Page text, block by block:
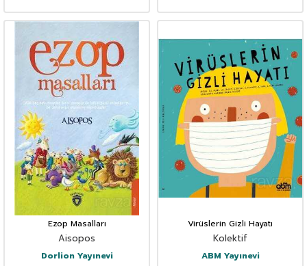
Ezop Masalları
Aisopos
Dorlion Yayınevi
Virüslerin Gizli Hayatı
Kolektif
ABM Yayınevi